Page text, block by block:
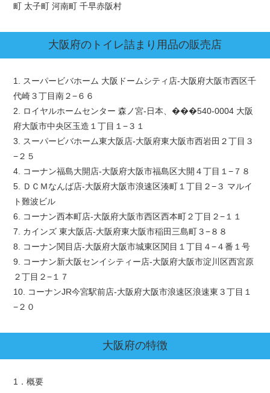
町 太子町 河南町 千早赤阪村
大阪府のトイレ詰まり用品の販売店
1. スーパービバホーム 大阪ドームシティ店-大阪府大阪市西区千
代崎３丁目南２−６６
2. ロイヤルホームセンター 森ノ宮-日本、���540-0004 大阪
府大阪市中央区玉造１丁目１−３１
3. スーパービバホーム東大阪店-大阪府東大阪市西岩田２丁目３
−２５
4. コーナン福島大開店-大阪府大阪市福島区大開４丁目１−７８
5. ＤＣＭなんば店-大阪府大阪市浪速区湊町１丁目２−３ マルイ
ト難波ビル
6. コーナン西本町店-大阪府大阪市西区西本町２丁目２−１１
7. カインズ 東大阪店-大阪府東大阪市稲田三島町３−８８
8. コーナン関目店-大阪府大阪市城東区関目１丁目４−４番１号
9. コーナン新大阪センイシティー店-大阪府大阪市淀川区西宮原
２丁目２−１７
10. コーナンJR今宮駅前店-大阪府大阪市浪速区浪速東３丁目１
−２０
大阪府の特徴
1．概要